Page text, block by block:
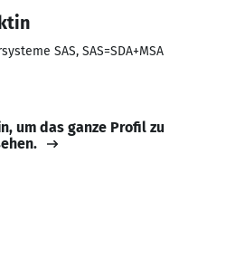
SAS, SAS=SDA+MSA
um das ganze Profil zu